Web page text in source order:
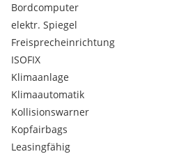
Bordcomputer
elektr. Spiegel
Freisprecheinrichtung
ISOFIX
Klimaanlage
Klimaautomatik
Kollisionswarner
Kopfairbags
Leasingfähig